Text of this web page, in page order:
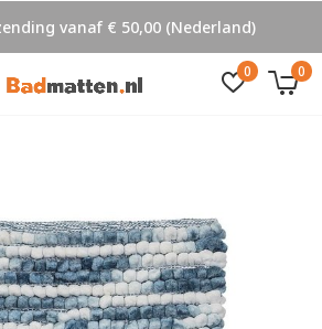
0 0
vanaf € 50,00 (Nederland)